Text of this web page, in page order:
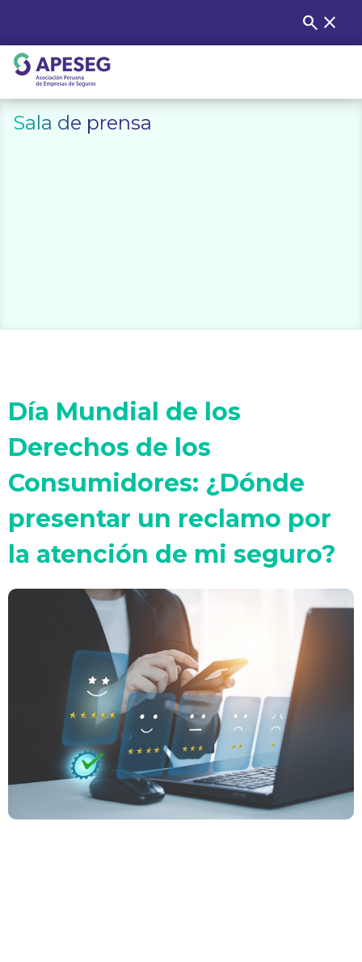
content
Buscar:
search close
APESEG
Sala de prensa
Día Mundial de los
Derechos de los
Consumidores: ¿Dónde
presentar un reclamo por
la atención de mi seguro?